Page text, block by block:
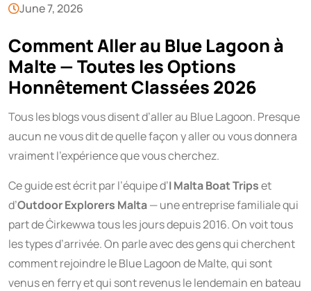
June 7, 2026
Comment Aller au Blue Lagoon à
Malte — Toutes les Options
Honnêtement Classées 2026
Tous les blogs vous disent d’aller au Blue Lagoon. Presque
aucun ne vous dit de quelle façon y aller ou vous donnera
vraiment l’expérience que vous cherchez.
Ce guide est écrit par l’équipe d’I Malta Boat Tripset
d’Outdoor Explorers Malta— une entreprise familiale qui
part de Ċirkewwa tous les jours depuis 2016. On voit tous
les types d’arrivée. On parle avec des gens qui cherchent
comment rejoindre le Blue Lagoon de Malte, qui sont
venus en ferry et qui sont revenus le lendemain en bateau